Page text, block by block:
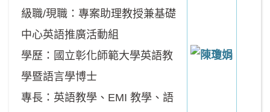
級職/現職：專案助理教授兼基礎
中心英語推廣活動組
學歷：國立彰化師範大學英語教
學暨語言學博士
專長：英語教學、EMI 教學、語